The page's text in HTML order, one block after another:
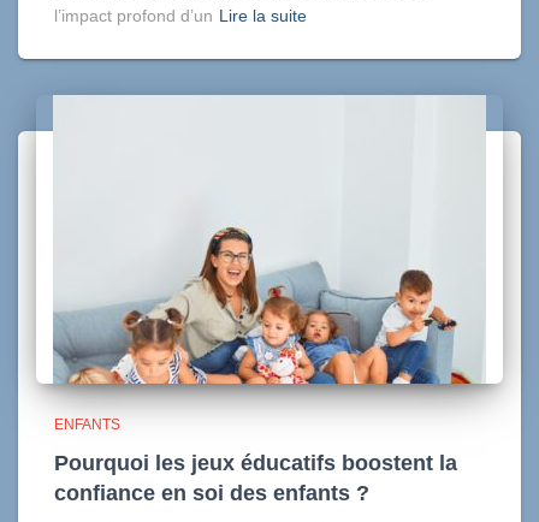
l’impact profond d’un Lire la suite
ENFANTS
Pourquoi les jeux éducatifs boostent la
confiance en soi des enfants ?